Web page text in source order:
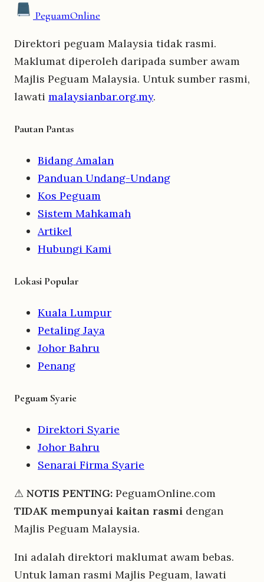
PeguamOnline
Direktori peguam Malaysia tidak rasmi.
Maklumat diperoleh daripada sumber awam
Majlis Peguam Malaysia. Untuk sumber rasmi,
lawati malaysianbar.org.my.
Pautan Pantas
Bidang Amalan
Panduan Undang-Undang
Kos Peguam
Sistem Mahkamah
Artikel
Hubungi Kami
Lokasi Popular
Kuala Lumpur
Petaling Jaya
Johor Bahru
Penang
Peguam Syarie
Direktori Syarie
Johor Bahru
Senarai Firma Syarie
⚠ NOTIS PENTING: PeguamOnline.com
TIDAK mempunyai kaitan rasmi dengan
Majlis Peguam Malaysia.
Ini adalah direktori maklumat awam bebas.
Untuk laman rasmi Majlis Peguam, lawati